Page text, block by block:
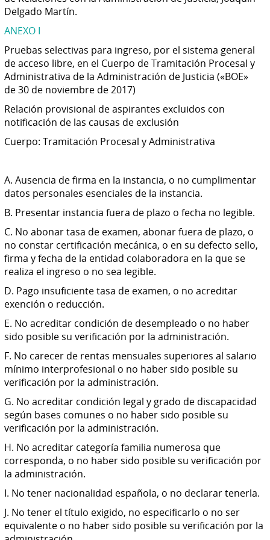
Delgado Martín.
ANEXO I
Pruebas selectivas para ingreso, por el sistema general
de acceso libre, en el Cuerpo de Tramitación Procesal y
Administrativa de la Administración de Justicia («BOE»
de 30 de noviembre de 2017)
Relación provisional de aspirantes excluidos con
notificación de las causas de exclusión
Cuerpo: Tramitación Procesal y Administrativa
A. Ausencia de firma en la instancia, o no cumplimentar
datos personales esenciales de la instancia.
B. Presentar instancia fuera de plazo o fecha no legible.
C. No abonar tasa de examen, abonar fuera de plazo, o
no constar certificación mecánica, o en su defecto sello,
firma y fecha de la entidad colaboradora en la que se
realiza el ingreso o no sea legible.
D. Pago insuficiente tasa de examen, o no acreditar
exención o reducción.
E. No acreditar condición de desempleado o no haber
sido posible su verificación por la administración.
F. No carecer de rentas mensuales superiores al salario
mínimo interprofesional o no haber sido posible su
verificación por la administración.
G. No acreditar condición legal y grado de discapacidad
según bases comunes o no haber sido posible su
verificación por la administración.
H. No acreditar categoría familia numerosa que
corresponda, o no haber sido posible su verificación por
la administración.
I. No tener nacionalidad española, o no declarar tenerla.
J. No tener el título exigido, no especificarlo o no ser
equivalente o no haber sido posible su verificación por la